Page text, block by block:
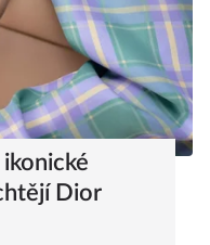
Dior